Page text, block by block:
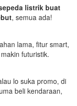
listrik buat
, semua ada!
lama, fitur smart,
futuristik.
lo suka promo, di
beli kendaraan,